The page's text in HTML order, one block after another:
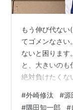
もう伸び代ない
てゴメンなさい
ないと困ります
と、大きいのも
絶対負けたくな
タビュー⚾️＼埼
#外崎修汰 #源
#隅田知一郎 #